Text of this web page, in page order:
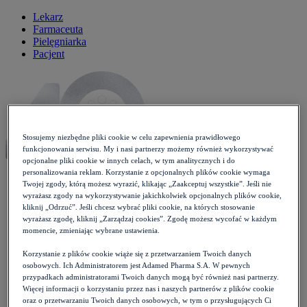
Lekarz
Farmaceuta
Pielęgniarka
Pacjent
Artykuły
Newsy
Wytyczne
Case studies
Moje Zdrowie
Opieka koordynowana
Konferencje
Stosujemy niezbędne pliki cookie w celu zapewnienia prawidłowego
funkcjonowania serwisu. My i nasi partnerzy możemy również wykorzystywać
opcjonalne pliki cookie w innych celach, w tym analitycznych i do
personalizowania reklam. Korzystanie z opcjonalnych plików cookie wymaga
Twojej zgody, którą możesz wyrazić, klikając „Zaakceptuj wszystkie”. Jeśli nie
wyrażasz zgody na wykorzystywanie jakichkolwiek opcjonalnych plików cookie,
kliknij „Odrzuć”. Jeśli chcesz wybrać pliki cookie, na których stosowanie
wyrażasz zgodę, kliknij „Zarządzaj cookies”. Zgodę możesz wycofać w każdym
momencie, zmieniając wybrane ustawienia.
Korzystanie z plików cookie wiąże się z przetwarzaniem Twoich danych
osobowych. Ich Administratorem jest Adamed Pharma S.A. W pewnych
przypadkach administratorami Twoich danych mogą być również nasi partnerzy.
Więcej informacji o korzystaniu przez nas i naszych partnerów z plików cookie
oraz o przetwarzaniu Twoich danych osobowych, w tym o przysługujących Ci